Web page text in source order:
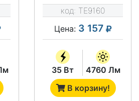
код: TE9160
Цена: 3 157
35 Вт
4760 Лм
В корзину!